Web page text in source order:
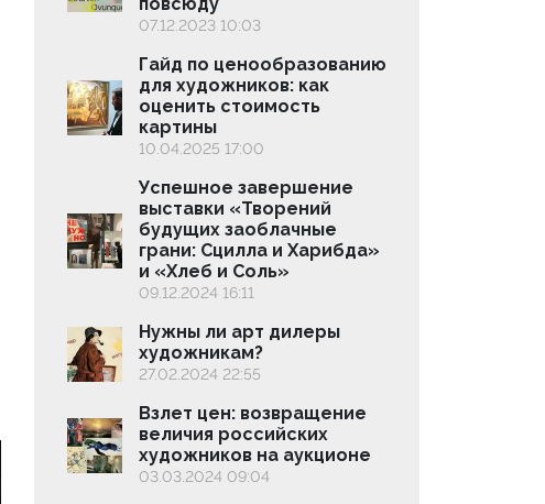
07.12.2023 10:03
Гайд по ценообразованию
для художников: как
оценить стоимость
картины
10.04.2025 17:00
Успешное завершение
выставки «Творений
будущих заоблачные
грани: Сцилла и Харибда»
и «Хлеб и Соль»
09.12.2024 16:11
Нужны ли арт дилеры
художникам?
27.02.2024 22:55
Взлет цен: возвращение
величия российских
художников на аукционе
03.03.2024 09:04